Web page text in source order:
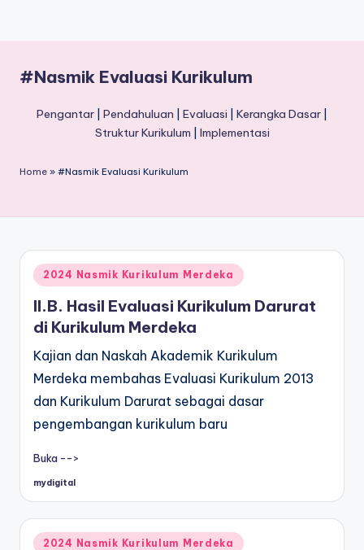
#Nasmik Evaluasi Kurikulum
Pengantar Pendahuluan Evaluasi Kerangka Dasar
Struktur Kurikulum
Implementasi
Home » #Nasmik Evaluasi Kurikulum
Posted
in
2024 Nasmik Kurikulum Merdeka
II.B. Hasil Evaluasi Kurikulum Darurat
di Kurikulum Merdeka
Kajian dan Naskah Akademik Kurikulum
Merdeka membahas Evaluasi Kurikulum 2013
dan Kurikulum Darurat sebagai dasar
pengembangan kurikulum baru
Buka -->
Posted
mydigital
Posted
2024 Nasmik Kurikulum Merdeka